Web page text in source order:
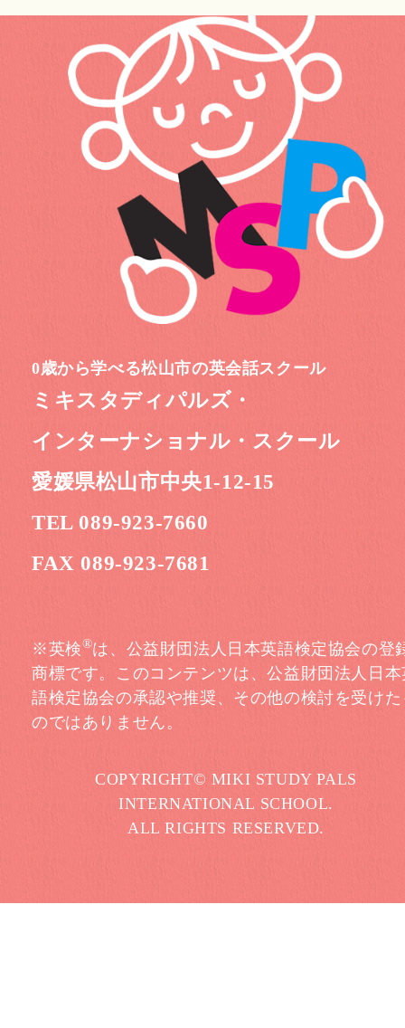
0歳から学べる松山市の英会話スクール
ミキスタディパルズ・
インターナショナル・スクール
愛媛県松山市中央1-12-15
TEL 089-923-7660
FAX 089-923-7681
※英検®は、公益財団法人日本英語検定協会の登
商標です。このコンテンツは、公益財団法人日本
語検定協会の承認や推奨、その他の検討を受けた
のではありません。
COPYRIGHT© MIKI STUDY PALS
INTERNATIONAL SCHOOL.
ALL RIGHTS RESERVED.